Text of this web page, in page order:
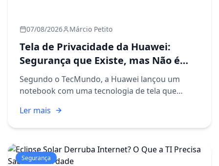
07/08/2026 Márcio Petito
Tela de Privacidade da Huawei:
Segurança que Existe, mas Não é
Para Todos
Segundo o TecMundo, a Huawei lançou um
notebook com uma tecnologia de tela que
impede pessoas ao seu lado de bisbilhotar o
que você está fazendo na tela....
Ler mais
Segurança